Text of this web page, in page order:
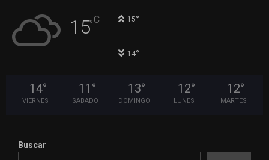
15°C 15°
14°
14°
VIERNES
11 °
SABADO
13°
DOMINGO
12°
LUNES
12°
MARTES
Buscar